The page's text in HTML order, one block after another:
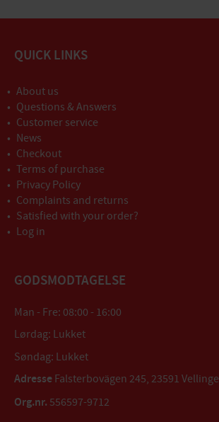
QUICK LINKS
About us
Questions & Answers
Customer service
News
Checkout
Terms of purchase
Privacy Policy
Complaints and returns
Satisfied with your order?
Log in
GODSMODTAGELSE
Man - Fre: 08:00 - 16:00
Lørdag: Lukket
Søndag: Lukket
Adresse Falsterbovägen 245, 23591 Vellinge
Org.nr. 556597-9712